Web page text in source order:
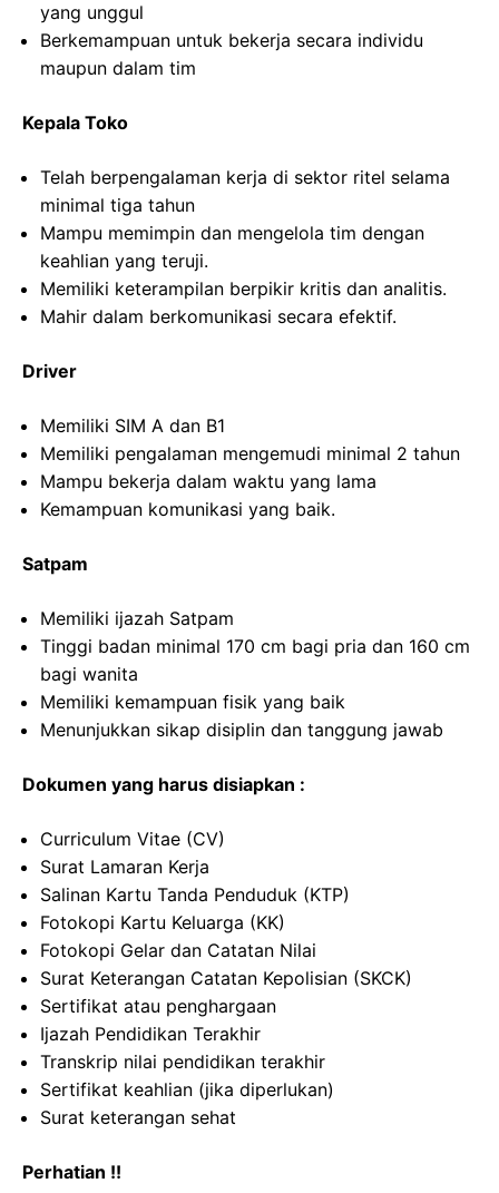
yang unggul
Berkemampuan untuk bekerja secara individu
maupun dalam tim
Kepala Toko
Telah berpengalaman kerja di sektor ritel selama
minimal tiga tahun
Mampu memimpin dan mengelola tim dengan
keahlian yang teruji.
Memiliki keterampilan berpikir kritis dan analitis.
Mahir dalam berkomunikasi secara efektif.
Driver
Memiliki SIM A dan B1
Memiliki pengalaman mengemudi minimal 2 tahun
Mampu bekerja dalam waktu yang lama
Kemampuan komunikasi yang baik.
Satpam
Memiliki ijazah Satpam
Tinggi badan minimal 170 cm bagi pria dan 160 cm
bagi wanita
Memiliki kemampuan fisik yang baik
Menunjukkan sikap disiplin dan tanggung jawab
Dokumen yang harus disiapkan :
Curriculum Vitae (CV)
Surat Lamaran Kerja
Salinan Kartu Tanda Penduduk (KTP)
Fotokopi Kartu Keluarga (KK)
Fotokopi Gelar dan Catatan Nilai
Surat Keterangan Catatan Kepolisian (SKCK)
Sertifikat atau penghargaan
Ijazah Pendidikan Terakhir
Transkrip nilai pendidikan terakhir
Sertifikat keahlian (jika diperlukan)
Surat keterangan sehat
Perhatian !!